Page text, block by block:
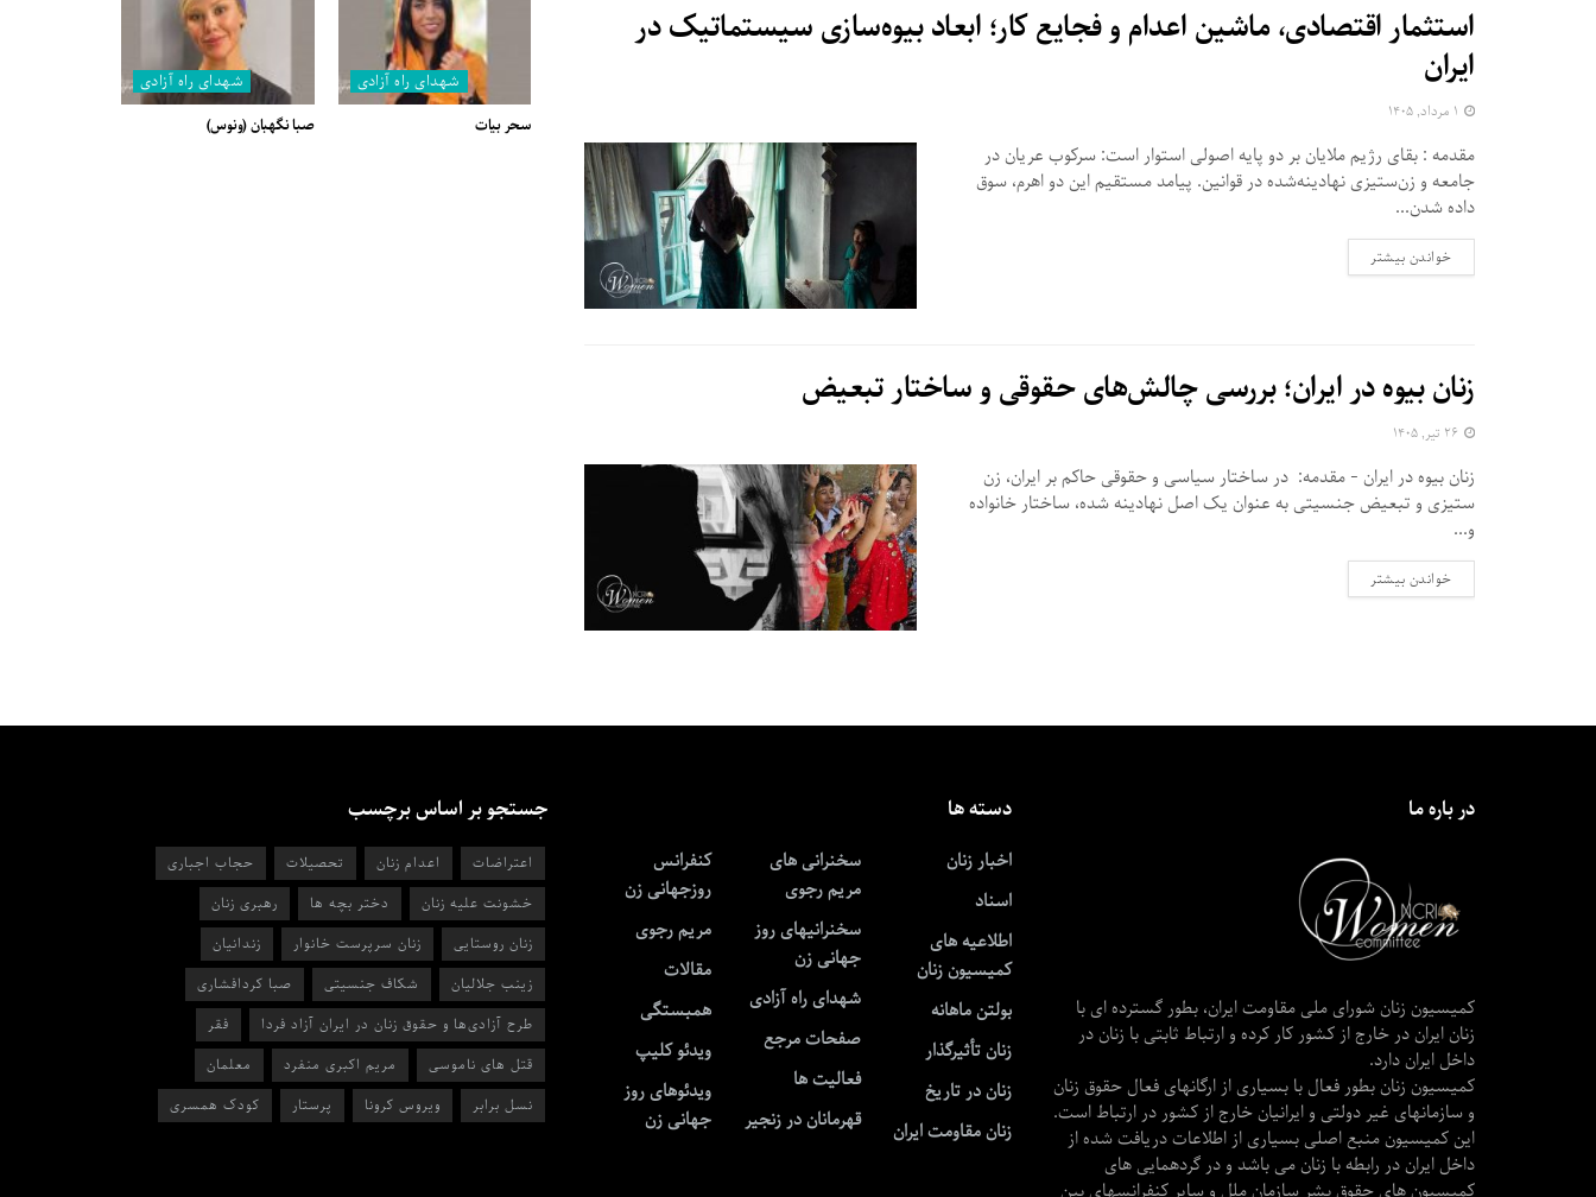
استثمار اقتصادی، ماشین اعدام و فجایع کار؛ ابعاد بیوه‌سازی سیستماتیک در
ایران
مقدمه : بقای رژیم ملایان بر دو پایه اصولی استوار است: سرکوب عریان در
جامعه و زن‌ستیزی نهادینه‌شده در قوانین. پیامد مستقیم این دو اهرم، سوق
داده شدن...
خواندن بیشتر
زنان بیوه در ایران؛ بررسی چالش‌های حقوقی و ساختار تبعیض
زنان بیوه در ایران - مقدمه: در ساختار سیاسی و حقوقی حاکم بر ایران، زن
ستیزی و تبعیض جنسیتی به عنوان یک اصل نهادینه شده، ساختار خانواده
و...
خواندن بیشتر
شهدای راه آزادی
سحر بیات
شهدای راه آزادی
صبا نگهبان (ونوس)
در باره ما
کمیسیون زنان شورای ملی مقاومت ایران، بطور گسترده ای با
زنان ایران در خارج از کشور کار کرده و ارتباط ثابتی با زنان در
داخل ایران دارد.
کمیسیون زنان بطور فعال با بسیاری از ارگانهای فعال حقوق زنان
و سازمانهای غیر دولتی و ایرانیان خارج از کشور در ارتباط است.
این کمیسیون منبع اصلی بسیاری از اطلاعات دریافت شده از
داخل ایران در رابطه با زنان می باشد و در گردهمایی های
کمیسیون های حقوق بشر سازمان ملل و سایر کنفرانسهای بین
دسته ها
اخبار زنان
اسناد
اطلاعیه های
کمیسیون زنان
بولتن ماهانه
زنان تأثیرگذار
زنان در تاریخ
زنان مقاومت ایران
سخنرانی های
مریم رجوی
سخنرانیهای روز
جهانی زن
شهدای راه آزادی
صفحات مرجع
فعالیت ها
قهرمانان در زنجیر
کنفرانس
روزجهانی زن
مریم رجوی
مقالات
همبستگی
ویدئو کلیپ
ویدئوهای روز
جهانی زن
جستجو بر اساس برچسب
اعتراضات اعدام زنان تحصیلات
حجاب اجباری
خشونت علیه زنان
دختر بچه ها
رهبری زنان
زنان روستایی
زنان سرپرست خانوار
زندانیان
زینب جلالیان
شکاف جنسیتی
صبا کردافشاری
طرح آزادی‌ها و حقوق زنان در ایران آزاد فردا
فقر
قتل های ناموسی
مریم اکبری منفرد
معلمان
نسل برابر
ویروس کرونا پرستار کودک همسری